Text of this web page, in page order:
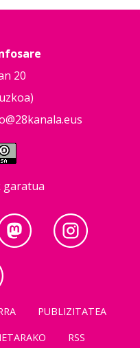
20
garatua
PUBLIZITATEA
RSS